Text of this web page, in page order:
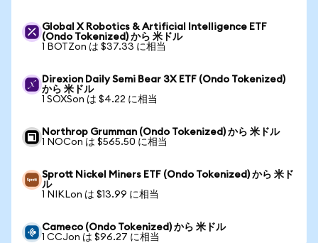
Global X Robotics & Artificial Intelligence ETF
(Ondo Tokenized) から 米ドル
1 BOTZon は $37.33 に相当
Direxion Daily Semi Bear 3X ETF (Ondo Tokenized)
から 米ドル
1 SOXSon は $4.22 に相当
Northrop Grumman (Ondo Tokenized) から 米ドル
1 NOCon は $565.50 に相当
Sprott Nickel Miners ETF (Ondo Tokenized) から 米ド
ル
1 NIKLon は $13.99 に相当
Cameco (Ondo Tokenized) から 米ドル
1 CCJon は $96.27 に相当